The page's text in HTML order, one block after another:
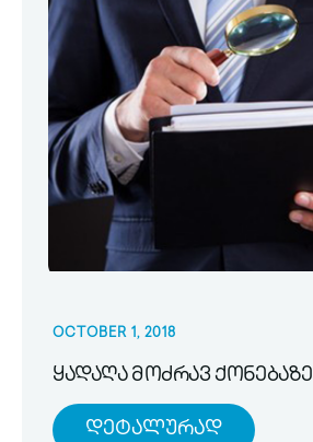
OCTOBER 1, 2018
ყადაღა მოძრავ ქონებაზე
Დეტალურად